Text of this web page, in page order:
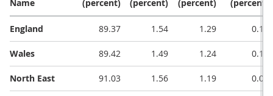
Name (percent) (percent) (percent) (percent)
England 89.37 1.54 1.29 0.10
Wales 89.42 1.49 1.24 0.10
North East 91.03 1.56 1.19 0.09